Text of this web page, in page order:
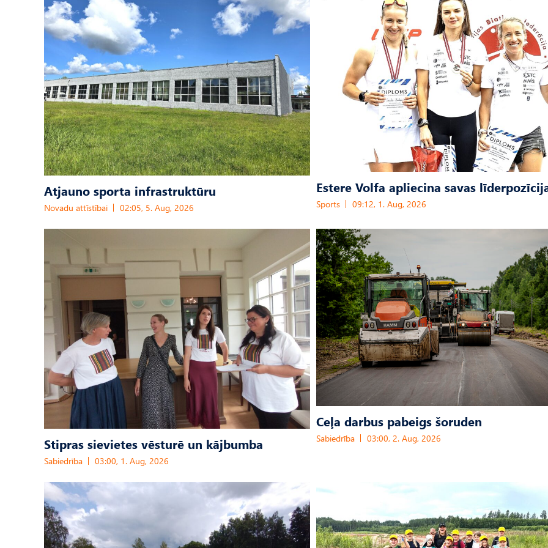
Atjauno sporta infrastruktūru
Novadu attīstībai 02:05, 5. Aug, 2026
Estere Volfa apliecina savas
Sports 09:12, 1. Aug, 2026
Stipras sievietes vēsturē un kājbumba
Sabiedrība 03:00, 1. Aug, 2026
Ceļa darbus pabeigs šoruden
Sabiedrība 03:00, 2. Aug, 2026